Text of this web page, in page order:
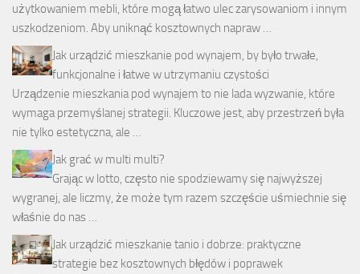
użytkowaniem mebli, które mogą łatwo ulec zarysowaniom i innym
uszkodzeniom. Aby uniknąć kosztownych napraw …
Jak urządzić mieszkanie pod wynajem, by było trwałe,
funkcjonalne i łatwe w utrzymaniu czystości
Urządzenie mieszkania pod wynajem to nie lada wyzwanie, które
wymaga przemyślanej strategii. Kluczowe jest, aby przestrzeń była
nie tylko estetyczna, ale …
Jak grać w multi multi?
Grając w lotto, często nie spodziewamy się najwyższej
wygranej, ale liczmy, że może tym razem szczęście uśmiechnie się
właśnie do nas …
Jak urządzić mieszkanie tanio i dobrze: praktyczne
strategie bez kosztownych błędów i poprawek